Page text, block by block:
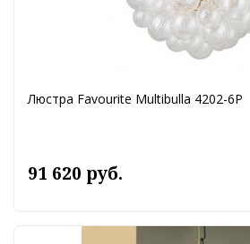
Люстра Favourite Multibulla 4202-6P
91 620 руб.